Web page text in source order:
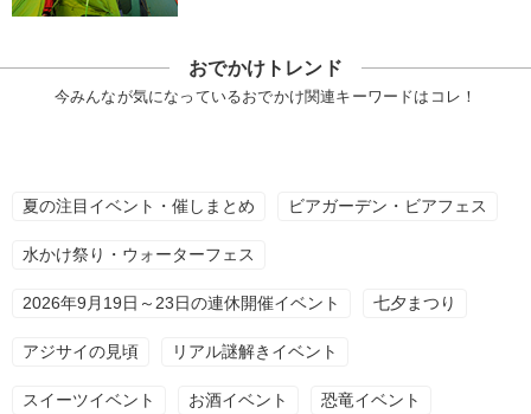
おでかけトレンド
今みんなが気になっているおでかけ関連キーワードはコレ！
夏の注目イベント・催しまとめ ビアガーデン・ビアフェス
水かけ祭り・ウォーターフェス
2026年9月19日～23日の連休開催イベント 七夕まつり
アジサイの見頃 リアル謎解きイベント
スイーツイベント お酒イベント 恐竜イベント